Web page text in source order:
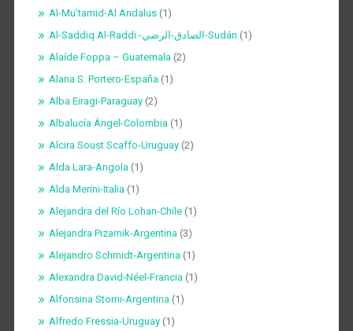
Al-Mu’tamid-Al Andalus(1)
Al-Saddiq Al-Raddi -الصادق-الرضي-Sudán (1)
Alaíde Foppa – Guatemala(2)
Alana S. Portero-España(1)
Alba Eiragi-Paraguay(2)
Albalucía Ángel-Colombia(1)
Alcira Soust Scaffo-Uruguay(2)
Alda Lara-Angola(1)
Alda Merini-Italia(1)
Alejandra del Río Lohan-Chile(1)
Alejandra Pizarnik-Argentina(3)
Alejandro Schmidt-Argentina(1)
Alexandra David-Néel-Francia(1)
Alfonsina Storni-Argentina(1)
Alfredo Fressia-Uruguay(1)